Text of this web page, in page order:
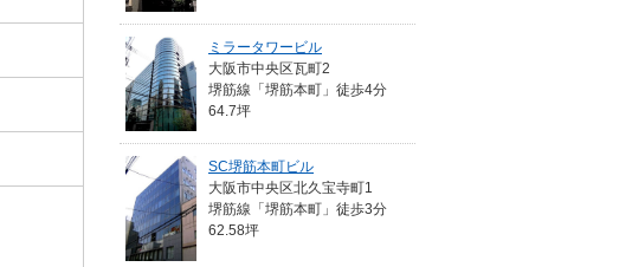
ミラータワービル
大阪市中央区瓦町2
堺筋線「堺筋本町」徒歩4分
64.7坪
SC堺筋本町ビル
大阪市中央区北久宝寺町1
堺筋線「堺筋本町」徒歩3分
62.58坪